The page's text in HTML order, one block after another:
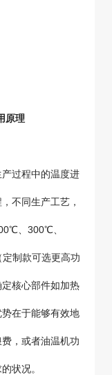
原理
过程中的温度进
不同生产工艺，
、300℃、
制款可选更高功
核心部件如加热
在于能够有效地
，或者油温机功
状况。